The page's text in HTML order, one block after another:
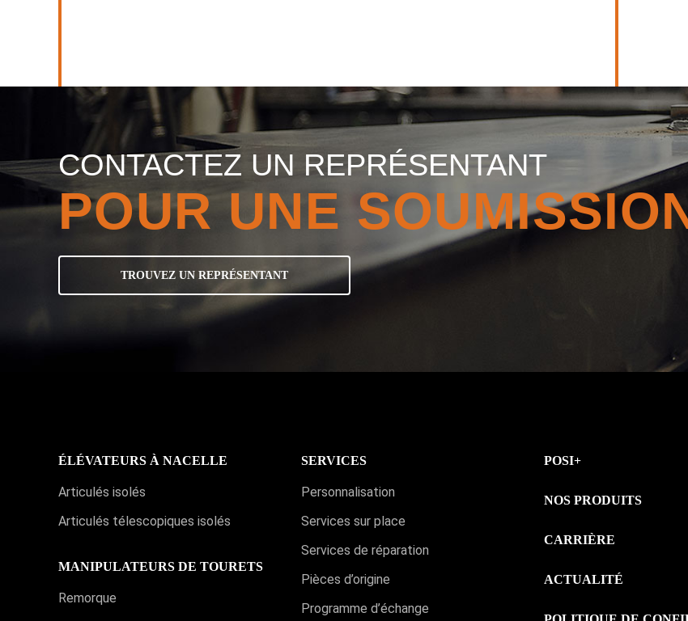
CONTACTEZ UN REPRÉSENTANT
POUR UNE
TROUVEZ UN REPRÉSENTANT
ÉLÉVATEURS À NACELLE
Articulés isolés
Articulés télescopiques isolés
MANIPULATEURS DE TOURETS
Remorque
SERVICES
Personnalisation
Services sur place
Services de réparation
Pièces d’origine
Programme d’échange
POSI+
NOS PRODUITS
CARRIÈRE
ACTUALITÉ